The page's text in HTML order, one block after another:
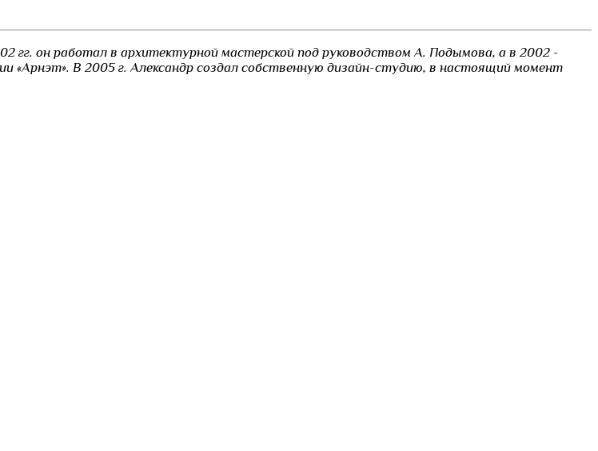
гг. он работал в архитектурной мастерской под руководством А. Подымова, а в 2002 -
«Арнэт». В 2005 г. Александр создал собственную дизайн-студию, в настоящий момент